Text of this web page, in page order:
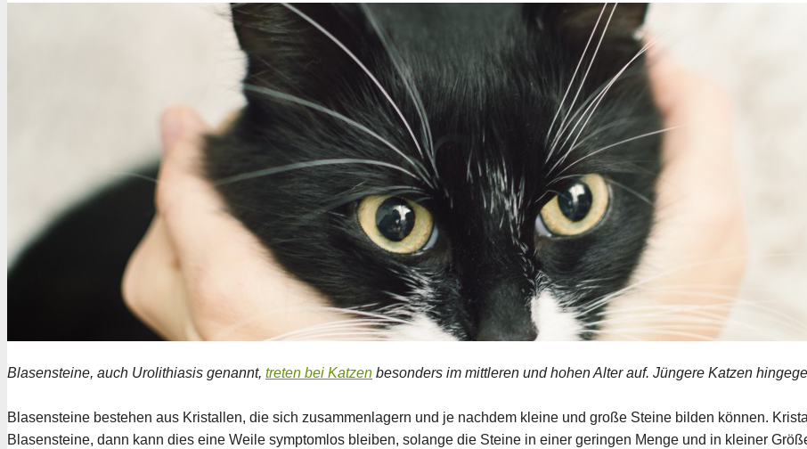
Blasensteine, auch Urolithiasis genannt, treten bei Katzen besonders im mittleren und hohen Alter auf. Jüngere Katzen
Blasensteine bestehen aus Kristallen, die sich zusammenlagern und je nachdem kleine und große Steine bilden können.
Blasensteine, dann kann dies eine Weile symptomlos bleiben, solange die Steine in einer geringen Menge und in kleiner